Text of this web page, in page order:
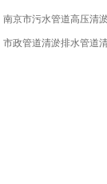
南京市污水管道高压清
市政管道清淤排水管道